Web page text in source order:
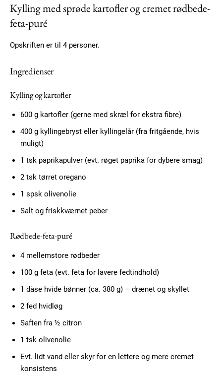
Kylling med sprøde kartofler og cremet rødbede-
feta-puré
Opskriften er til 4 personer.
Ingredienser
Kylling og kartofler
600 g kartofler (gerne med skræl for ekstra fibre)
400 g kyllingebryst eller kyllingelår (fra fritgående, hvis
muligt)
1 tsk paprikapulver (evt. røget paprika for dybere smag)
2 tsk tørret oregano
1 spsk olivenolie
Salt og friskkværnet peber
Rødbede-feta-puré
4 mellemstore rødbeder
100 g feta (evt. feta for lavere fedtindhold)
1 dåse hvide bønner (ca. 380 g) – drænet og skyllet
2 fed hvidløg
Saften fra ½ citron
1 tsk olivenolie
Evt. lidt vand eller skyr for en lettere og mere cremet
konsistens